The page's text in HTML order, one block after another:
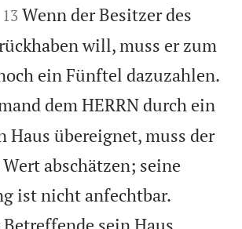


13 Wenn der Besitzer des
will, muss er zum
ein Fünftel dazuzahlen.
dem HERRN durch ein
Haus übereignet, muss der
abschätzen; seine
ist nicht anfechtbar.